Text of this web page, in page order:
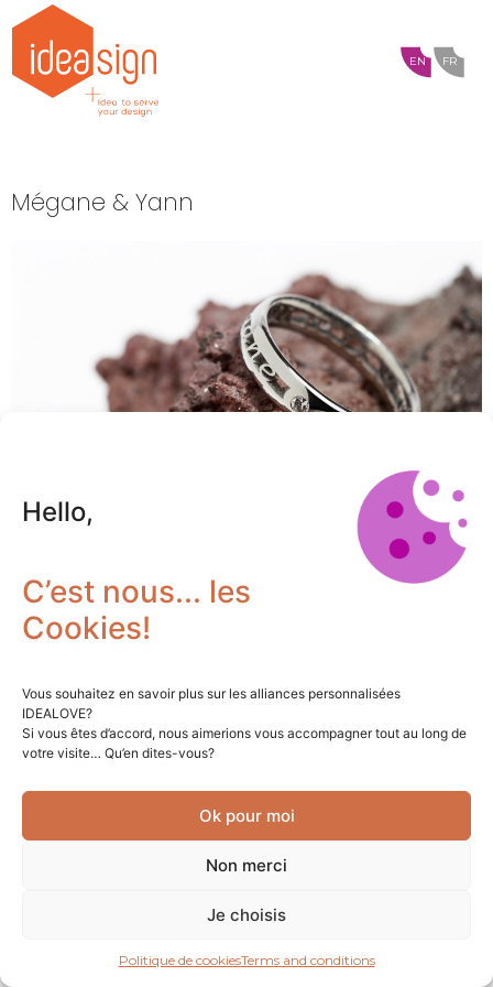
Hello,
C’est nous... les
Cookies!
Vous souhaitez en savoir plus sur les alliances personnalisées
IDEALOVE?
Si vous êtes d’accord, nous aimerions vous accompagner tout au long de
votre visite… Qu’en dites-vous?
Ok pour moi
Non merci
Je choisis
Politique de cookiesTerms and conditions
FR
EN
Mégane & Yann